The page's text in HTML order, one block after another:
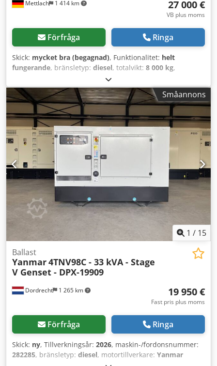
Mettlach 1 414 km 27 000 €
VB plus moms
Förfråga Ringa
Skick: mycket bra (begagnad), Funktionalitet: helt
fungerande, bränsletyp: diesel, totalvikt: 8 000 kg,
, Tillverkningsår:
2 910 h, Utrustning:griparhydraulik, gummilarver,
hydraulhammare, hytt, luftkonditionering, Till salu: en
Yanmar ViO 80 från 2011 med endast 2 910 driftstimmar.
Maskinen är i gott, väl underhållet och fullt fungerande
skick och är redo för omedelbar användning. Utrustning:
Dedpszmiv Ssfx Al Nekr * ✅ Tillverkningsår 2011 * ✅
Endast 2 910 driftstimmar * ✅ MS08-
snabbkopplingssystem * ✅ Hydraulik för hammare * ✅
Extra hydraulik med omkopplingsbar ledning för gripklo *
✅ Klimatanläggning (fungerar!) * ✅ Elektrisk
tankningspump * ✅ Arbetsbelysning * ✅ 80 cm schaktblad
* ✅ Kort svängradie (Zero-Tail-Swing) * ✅ Redo för
användning och fullt fungerande Maskinen har
regelbundet servats och är i gott tekniskt skick.
Provkörning kan ordnas när som helst.
Småannons
1 / 15
Dordrecht 1 265 km
Ballast
Yanmar4TNV98C - 33 kVA - Stage
V Genset - DPX-19909
19 950 €
Fast pris plus moms
Förfråga Ringa
Skick: ny, Tillverkningsår: 2026, maskin-/fordonsnummer:
282285, bränsletyp: diesel, motortillverkare: Yanmar